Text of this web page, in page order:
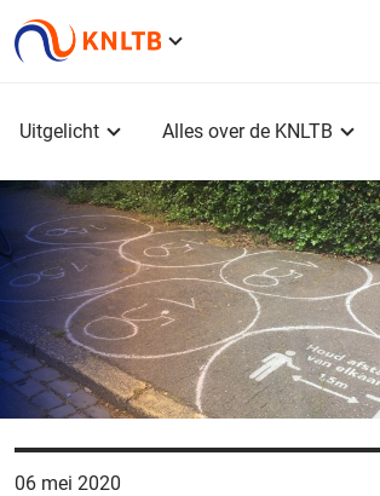
Uitgelicht Alles over de KNLTB
06 mei 2020